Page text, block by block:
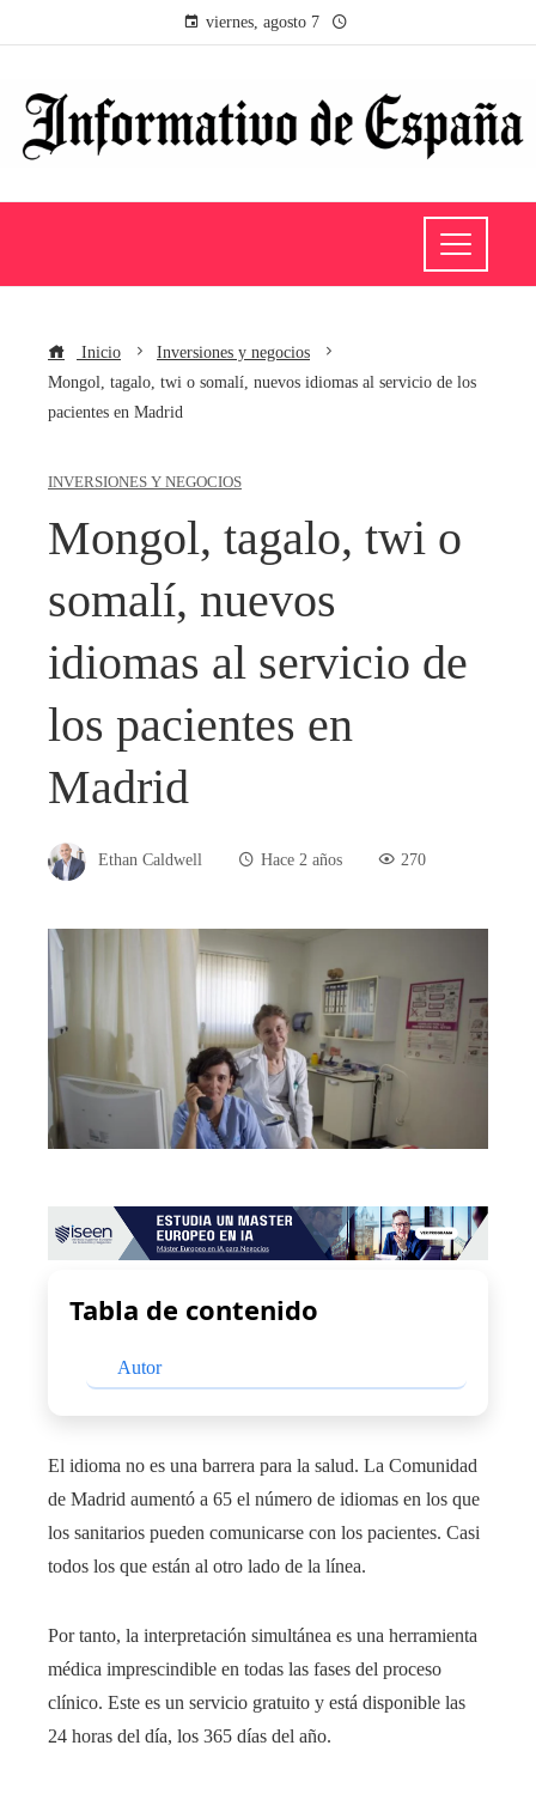
viernes, agosto 7
Inicio
Inversiones y negocios
Mongol, tagalo, twi o somalí, nuevos idiomas al servicio de los
pacientes en Madrid
INVERSIONES Y NEGOCIOS
Mongol, tagalo, twi o
somalí, nuevos
idiomas al servicio de
los pacientes en
Madrid
Ethan Caldwell Hace 2 años 270
Tabla de contenido
Autor
El idioma no es una barrera para la salud. La Comunidad
de Madrid aumentó a 65 el número de idiomas en los que
los sanitarios pueden comunicarse con los pacientes. Casi
todos los que están al otro lado de la línea.
Por tanto, la interpretación simultánea es una herramienta
médica imprescindible en todas las fases del proceso
clínico. Este es un servicio gratuito y está disponible las
24 horas del día, los 365 días del año.